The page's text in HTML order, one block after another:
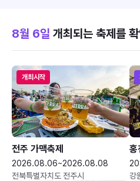
8월 6일 개최되는 축제를
개최시작
전주 가맥축제
2026.08.06~2026.08.08
전북특별자치도 전주시
홍
강